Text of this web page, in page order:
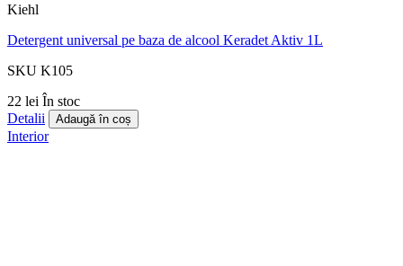
Kiehl
Detergent universal pe baza de alcool Keradet Aktiv 1L
SKU K105
22 lei În stoc
Detalii
Adaugă în coș
Interior